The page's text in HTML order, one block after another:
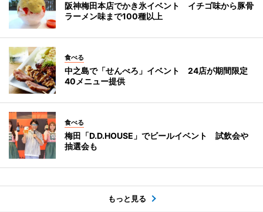
阪神梅田本店でかき氷イベント イチゴ味から豚骨
ラーメン味まで100種以上
食べる
中之島で「せんべろ」イベント 24店が期間限定
40メニュー提供
食べる
梅田「D.D.HOUSE」でビールイベント 試飲会や
抽選会も
もっと見る